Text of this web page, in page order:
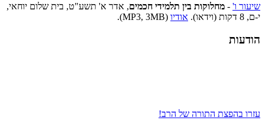
שיעור ו' - מחלוקות בין תלמידי חכמים, אדר א' תשע"ט, בית שלום יוחאי,
י-ם, 8 דקות (וידאו).
אודיו (MP3, 3MB).
הודעות
עזרו בהפצת התורה של הרב!